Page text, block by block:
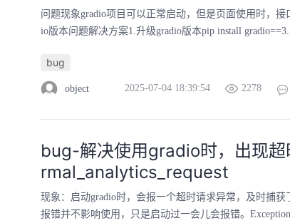
问题现象gradio项目可以正常启动，但是页面使用时，接
io版本问题解决方案1.升级gradio版本pip install
bug
object 2025-07-04 18:39:54 2278
bug-解决使用gradio时，出现
rmal_analytics_request
现象：启动gradio时，会报一个超时请求异常，及时捕
报错并不影响使用，只是启动过一会儿会报错。